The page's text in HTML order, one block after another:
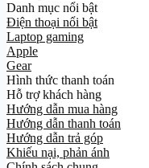
Danh mục nổi bật
Điện thoại nổi bật
Laptop gaming
Apple
Gear
Hình thức thanh toán
Hỗ trợ khách hàng
Hướng dẫn mua hàng
Hướng dẫn thanh toán
Hướng dẫn trả góp
Khiếu nại, phản ánh